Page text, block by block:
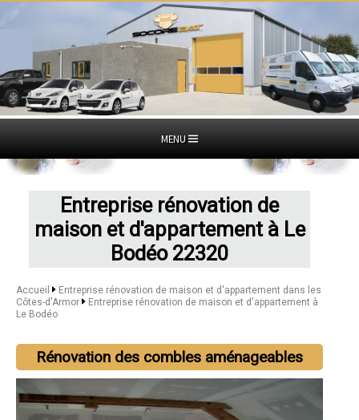
MENU
Entreprise rénovation de
maison et d'appartement à Le
Bodéo 22320
Accueil
Entreprise rénovation de maison et d'appartement dans les
Côtes-d'Armor
Entreprise rénovation de maison et d'appartement à
Le Bodéo
Rénovation des combles aménageables